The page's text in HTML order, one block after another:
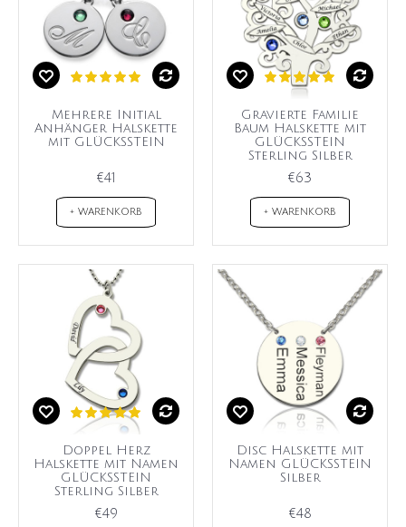
Mehrere Initial
Anhänger Halskette
mit GLÜCKSSTEIN
€41
+ WARENKORB
Gravierte Familie
Baum Halskette mit
GLÜCKSSTEIN
Sterling Silber
€63
+ WARENKORB
Doppel Herz
Halskette mit Namen
GLÜCKSSTEIN
Sterling Silber
€49
Disc Halskette mit
Namen GLÜCKSSTEIN
Silber
€48